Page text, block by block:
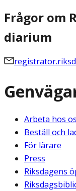
Frågor om
diarium
Arbeta hos
Beställ och
För lärare
Press
Riksdagens